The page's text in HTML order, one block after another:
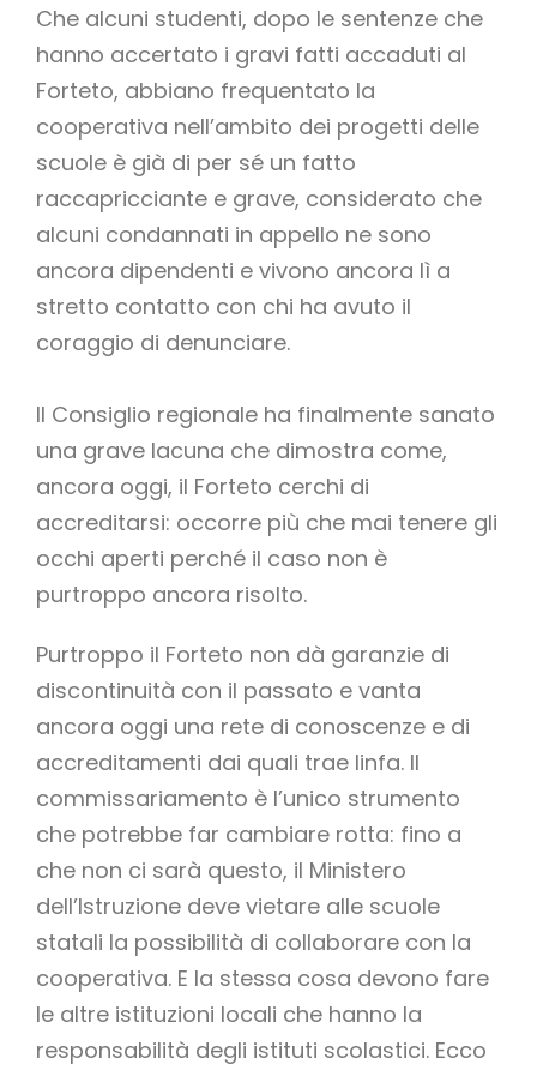
Che alcuni studenti, dopo le sentenze che
hanno accertato i gravi fatti accaduti al
Forteto, abbiano frequentato la
cooperativa nell’ambito dei progetti delle
scuole è già di per sé un fatto
raccapricciante e grave, considerato che
alcuni condannati in appello ne sono
ancora dipendenti e vivono ancora lì a
stretto contatto con chi ha avuto il
coraggio di denunciare.
Il Consiglio regionale ha finalmente sanato
una grave lacuna che dimostra come,
ancora oggi, il Forteto cerchi di
accreditarsi: occorre più che mai tenere gli
occhi aperti perché il caso non è
purtroppo ancora risolto.
Purtroppo il Forteto non dà garanzie di
discontinuità con il passato e vanta
ancora oggi una rete di conoscenze e di
accreditamenti dai quali trae linfa. Il
commissariamento è l’unico strumento
che potrebbe far cambiare rotta: fino a
che non ci sarà questo, il Ministero
dell’Istruzione deve vietare alle scuole
statali la possibilità di collaborare con la
cooperativa. E la stessa cosa devono fare
le altre istituzioni locali che hanno la
responsabilità degli istituti scolastici. Ecco